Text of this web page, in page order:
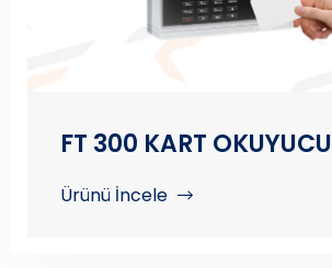
FT 300 KART OKUYUCU
Ürünü İncele